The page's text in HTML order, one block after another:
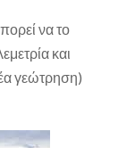
να το
και
γεώτρηση)